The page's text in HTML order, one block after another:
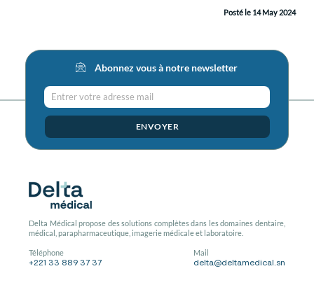
Posté le 14 May 2024
Abonnez vous à notre newsletter
Entrer votre adresse mail
ENVOYER
Delta Médical propose des solutions complètes dans les domaines dentaire,
médical, parapharmaceutique, imagerie médicale et laboratoire.
Téléphone
+221 33 889 37 37
Mail
delta@deltamedical.sn